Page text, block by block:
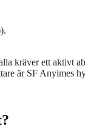
).
kräver ett aktivt
är SF Anyimes